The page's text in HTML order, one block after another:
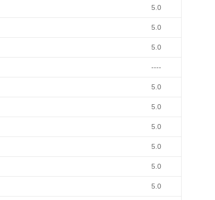
5.0
5.0
5.0
----
5.0
5.0
5.0
5.0
5.0
5.0